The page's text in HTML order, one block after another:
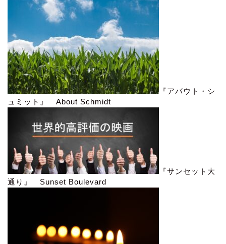
『アバウト・シ
ュミット』 About Schmidt
『サンセット大
通り』 Sunset Boulevard